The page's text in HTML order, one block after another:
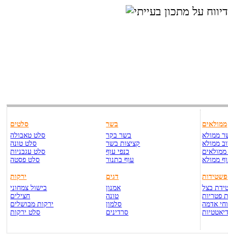
סלטים
סלט טאבולה
סלט טונה
סלט עגבניות
סלט פסטה
ירקות
בישול צמחוני
חצילים
ירקות מבושלים
סלט ירקות
בשר
בשר בקר
קציצות בשר
כנפי עוף
עוף בתנור
דגים
אמנון
טונה
סלמון
סרדינים
ממולאים
ממולא
ממולא
ממולא
פשטידות
בצל
פטריות
אדמה